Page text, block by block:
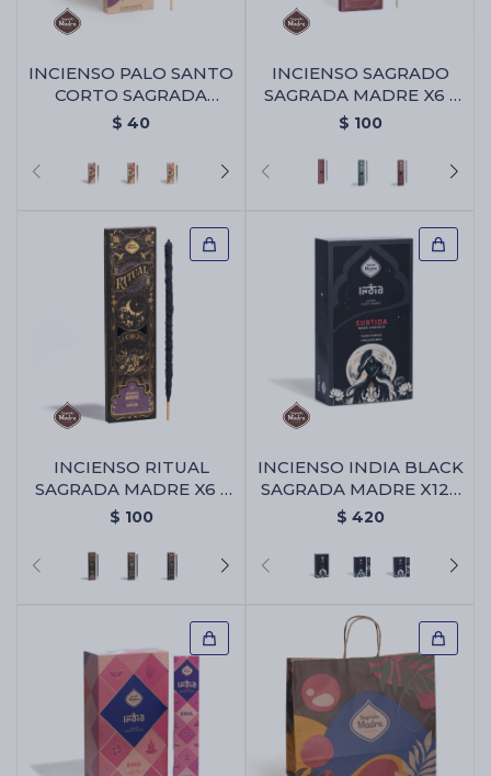
INCIENSO PALO SANTO
CORTO SAGRADA
MADRE X4 - Lavanda
$ 40
INCIENSO SAGRADO
SAGRADA MADRE X6 -
Amor Eterno
$ 100
INCIENSO RITUAL
SAGRADA MADRE X6 -
Abundancia
$ 100
INCIENSO INDIA BLACK
SAGRADA MADRE X12 -
Caja Surtida
$ 420